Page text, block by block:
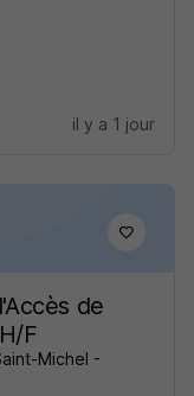
il y a 1 jour
de
F
Michel -